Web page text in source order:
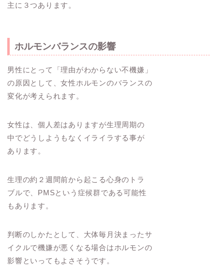
主に３つあります。
ホルモンバランスの影響
男性にとって「理由がわからない不機嫌」
の原因として、女性ホルモンのバランスの
変化が考えられます。
女性は、個人差はありますが生理周期の
中でどうしようもなくイライラする事が
あります。
生理の約２週間前から起こる心身のトラ
ブルで、PMSという症候群である可能性
もあります。
判断のしかたとして、大体毎月決まったサ
イクルで機嫌が悪くなる場合はホルモンの
影響といってもよさそうです。